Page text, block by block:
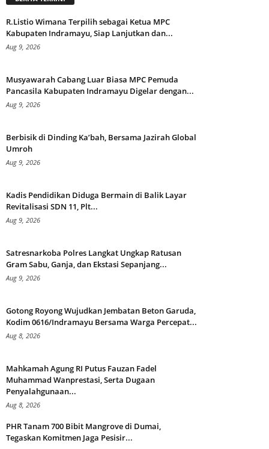
R.Listio Wimana Terpilih sebagai Ketua MPC
Kabupaten Indramayu, Siap Lanjutkan dan...
Aug 9, 2026
Musyawarah Cabang Luar Biasa MPC Pemuda
Pancasila Kabupaten Indramayu Digelar dengan...
Aug 9, 2026
Berbisik di Dinding Ka’bah, Bersama Jazirah Global
Umroh
Aug 9, 2026
Kadis Pendidikan Diduga Bermain di Balik Layar
Revitalisasi SDN 11, Plt...
Aug 9, 2026
Satresnarkoba Polres Langkat Ungkap Ratusan
Gram Sabu, Ganja, dan Ekstasi Sepanjang...
Aug 9, 2026
Gotong Royong Wujudkan Jembatan Beton Garuda,
Kodim 0616/Indramayu Bersama Warga Percepat...
Aug 8, 2026
Mahkamah Agung RI Putus Fauzan Fadel
Muhammad Wanprestasi, Serta Dugaan
Penyalahgunaan...
Aug 8, 2026
PHR Tanam 700 Bibit Mangrove di Dumai,
Tegaskan Komitmen Jaga Pesisir...